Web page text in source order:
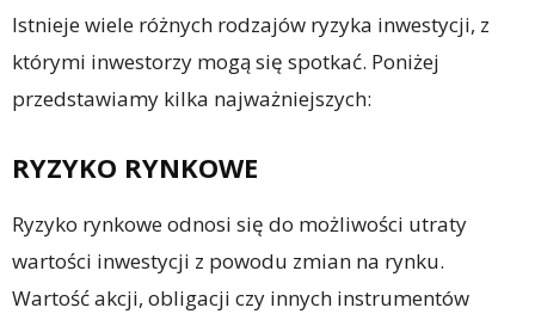
Istnieje wiele różnych rodzajów ryzyka inwestycji, z
którymi inwestorzy mogą się spotkać. Poniżej
przedstawiamy kilka najważniejszych:
RYZYKO RYNKOWE
Ryzyko rynkowe odnosi się do możliwości utraty
wartości inwestycji z powodu zmian na rynku.
Wartość akcji, obligacji czy innych instrumentów